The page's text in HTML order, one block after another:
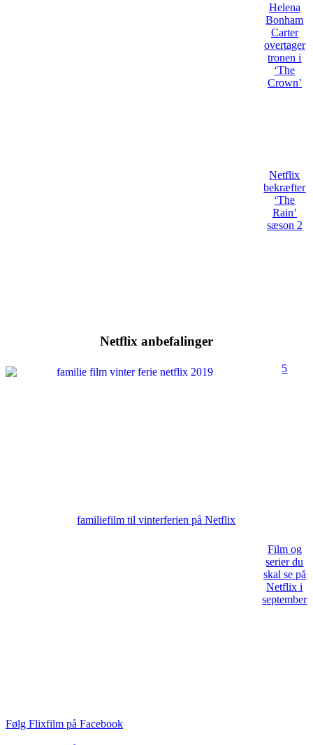
Helena
Bonham
Carter
overtager
tronen i
‘The
Crown’
Netflix
bekræfter
‘The
Rain’
sæson 2
Netflix anbefalinger
5
familiefilm til vinterferien på Netflix
Film og
serier du
skal se på
Netflix i
september
Følg Flixfilm på Facebook